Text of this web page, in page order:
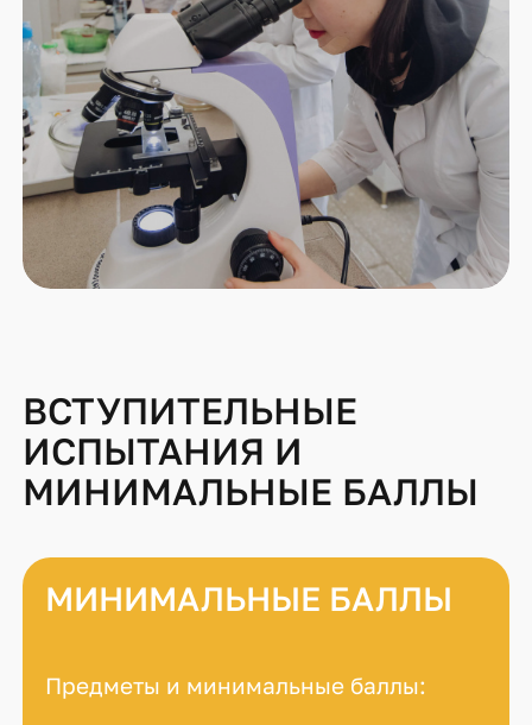
ВСТУПИТЕЛЬНЫЕ
ИСПЫТАНИЯ И
МИНИМАЛЬНЫЕ БАЛЛЫ
МИНИМАЛЬНЫЕ БАЛЛЫ
Предметы и минимальные баллы: